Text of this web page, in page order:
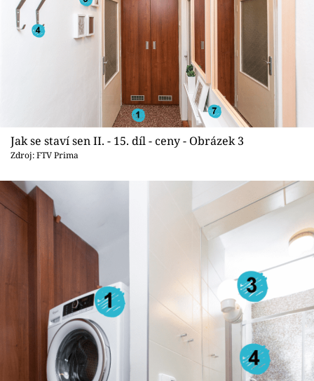
Jak se staví sen II. - 15. díl - ceny - Obrázek 3
Zdroj: FTV Prima